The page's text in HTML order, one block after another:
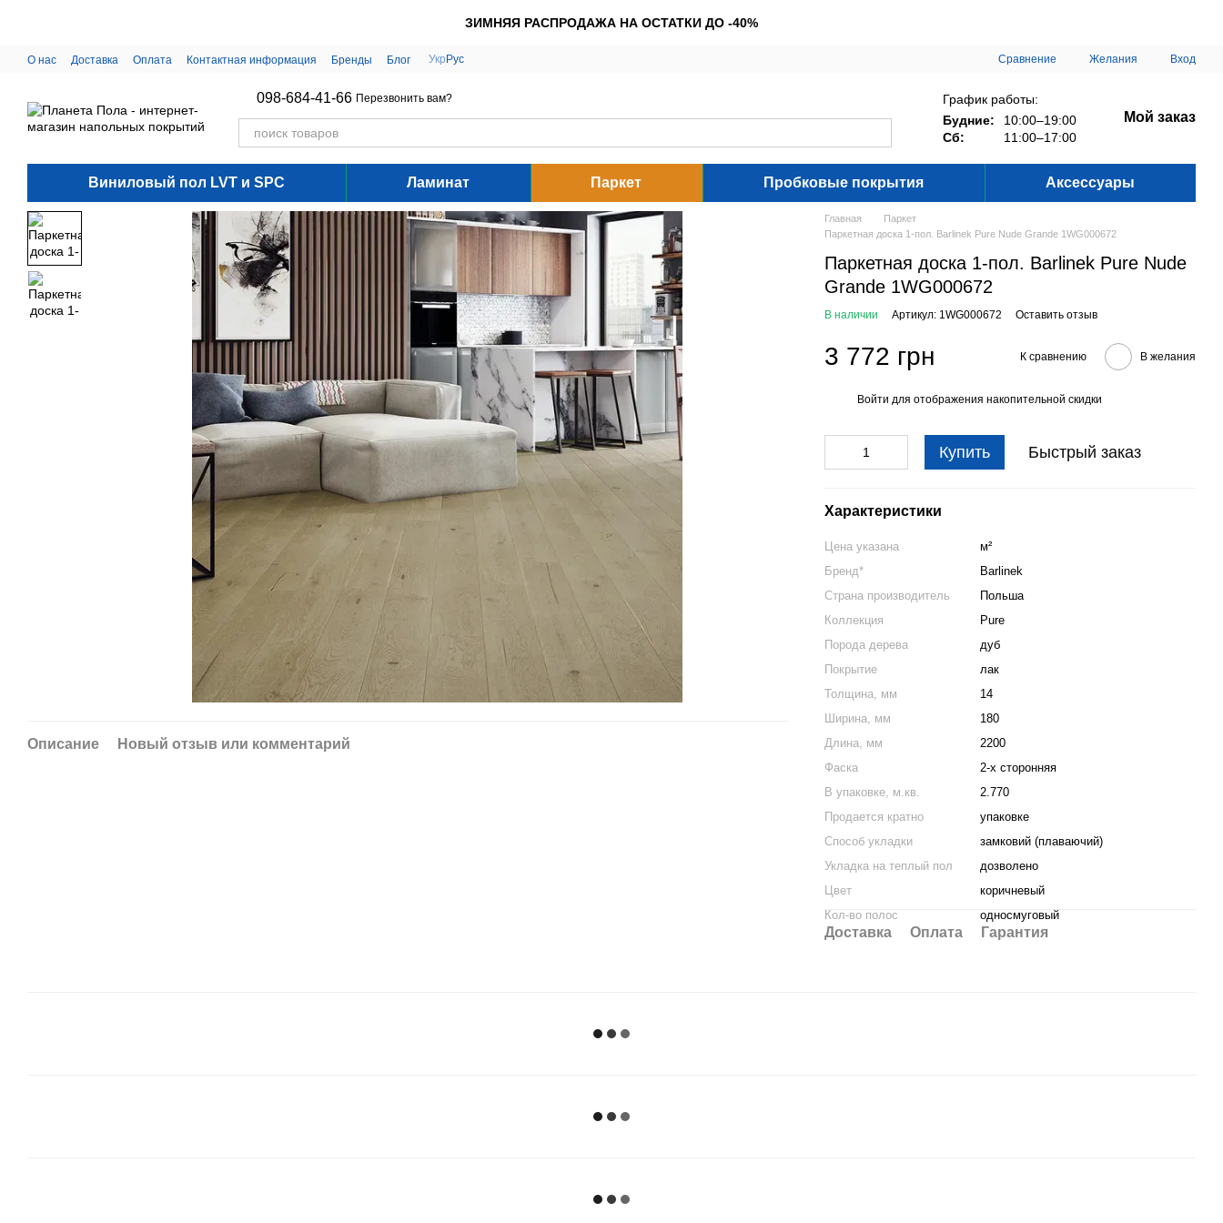
ЗИМНЯЯ РАСПРОДАЖА НА ОСТАТКИ ДО -40%
О нас Доставка Оплата Контактная информация Бренды Блог Укр Рус Сравнение Желания Вход
098-684-41-66 Перезвонить вам?
График работы:
Будние:
10:00–19:00
Сб:
11:00–17:00
Мой заказ
Виниловый пол LVT и SPC Ламинат Паркет Пробковые покрытия Аксессуары
Описание Новый отзыв или комментарий
Главная
Паркет
Паркетная доска 1-пол. Barlinek Pure Nude Grande 1WG000672
Паркетная доска 1-пол. Barlinek Pure Nude
Grande 1WG000672
В наличии Артикул: 1WG000672 Оставить отзыв
3 772 грн К сравнению В желания
Войти для отображения накопительной скидки
Купить Быстрый заказ
Характеристики
Цена указана
м²
Бренд*
Barlinek
Страна производитель
Польша
Коллекция
Pure
Порода дерева
дуб
Покрытие
лак
Толщина, мм
14
Ширина, мм
180
Длина, мм
2200
Фаска
2-х сторонняя
В упаковке, м.кв.
2.770
Продается кратно
упаковке
Способ укладки
замковий (плаваючий)
Укладка на теплый пол
дозволено
Цвет
коричневый
Кол-во полос
односмуговый
Доставка Оплата Гарантия